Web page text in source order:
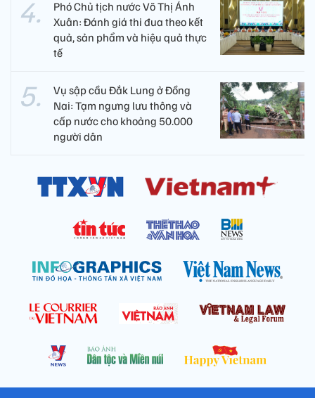
Phó Chủ tịch nước Võ Thị Ánh
Xuân: Đánh giá thi đua theo kết
quả, sản phẩm và hiệu quả thực
tế
Vụ sập cầu Đắk Lung ở Đồng
Nai: Tạm ngưng lưu thông và
cấp nước cho khoảng 50.000
người dân